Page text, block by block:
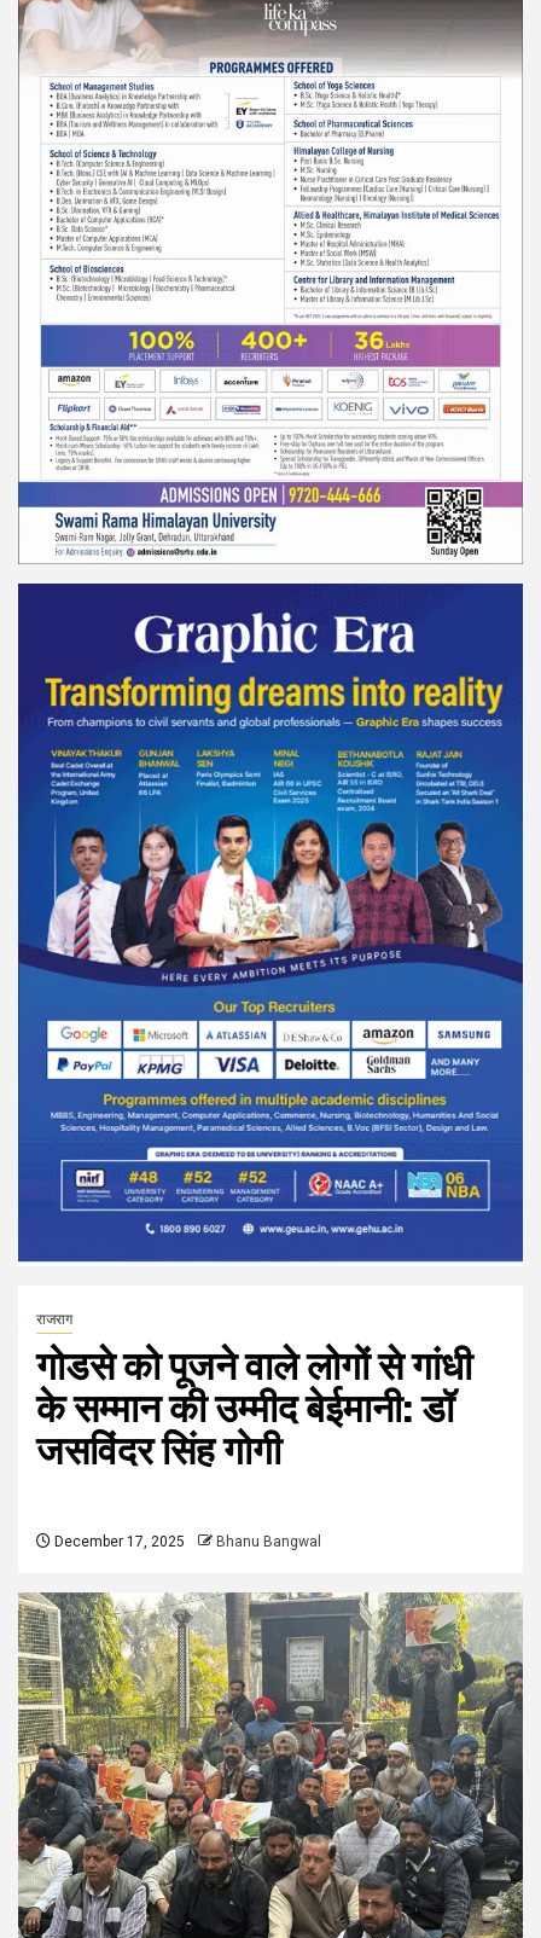
राजराग
गोडसे को पूजने वाले लोगों से गांधी
के सम्मान की उम्मीद बेईमानी: डॉ
जसविंदर सिंह गोगी
December 17, 2025 Bhanu Bangwal